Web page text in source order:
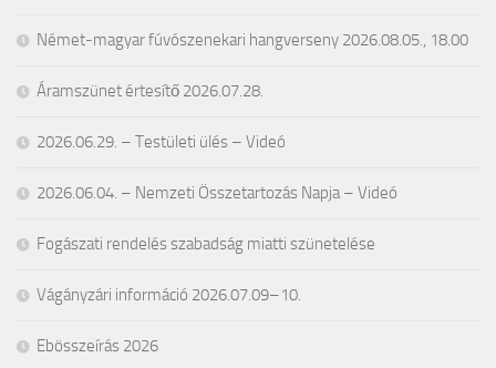
Német-magyar fúvószenekari hangverseny 2026.08.05., 18.00
Áramszünet értesítő 2026.07.28.
2026.06.29. – Testületi ülés – Videó
2026.06.04. – Nemzeti Összetartozás Napja – Videó
Fogászati rendelés szabadság miatti szünetelése
Vágányzári információ 2026.07.09–10.
Ebösszeírás 2026